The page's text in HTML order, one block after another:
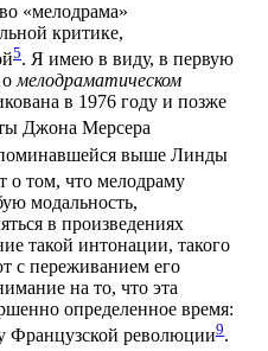
«мелодрама»
критике,
5. Я имею в виду, в первую
омелодраматическом
в 1976 году и позже
Джона Мерсера
выше Линды
о том, что мелодраму
модальность,
в произведениях
такой интонации, такого
с переживанием его
на то, что эта
определенное время:
Французской революции9.